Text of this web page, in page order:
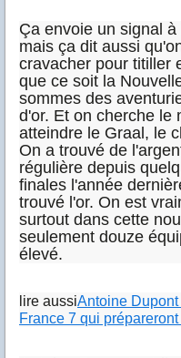
Ça envoie un signal
mais ça dit aussi
cravacher pour titiller
que ce soit la
sommes des
d'or. Et on cherche le
atteindre le Graal, le
On a trouvé de
régulière depuis
finales l'année
trouvé l'or. On est
surtout dans cette
seulement douze
élevé.
lire aussiAntoine
France 7 qui